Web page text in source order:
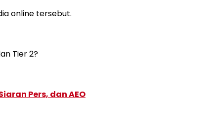
online tersebut.
Tier 2?
Pers, dan AEO